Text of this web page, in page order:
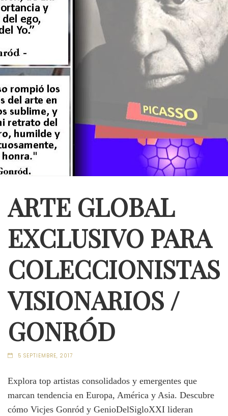
ARTE GLOBAL
EXCLUSIVO PARA
COLECCIONISTAS
VISIONARIOS /
GONRÓD
5 SEPTIEMBRE, 2017
Explora top artistas consolidados y emergentes que
marcan tendencia en Europa, América y Asia. Descubre
cómo Vicjes Gonród y GenioDelSigloXXI lideran